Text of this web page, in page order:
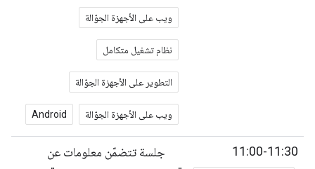
ويب على الأجهزة الجوّالة
نظام تشغيل متكامل
التطوير على الأجهزة الجوّالة
ويب على الأجهزة الجوّالة Android
11:00-11:30
جلسة تتضمّن معلومات عن